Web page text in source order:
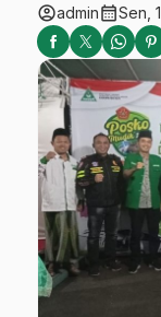
account_circleadmincalendar_monthSen,